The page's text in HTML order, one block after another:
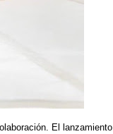
El lanzamiento